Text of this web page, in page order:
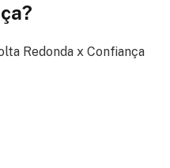
Redonda x Confiança